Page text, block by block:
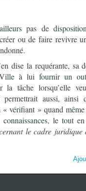
pas de
ou de faire revivre
dise la requérante, sa
à lui fournir un
la tâche lorsqu’elle
permettrait aussi, ainsi
vérifiant » quand
le tout
le cadre juridique